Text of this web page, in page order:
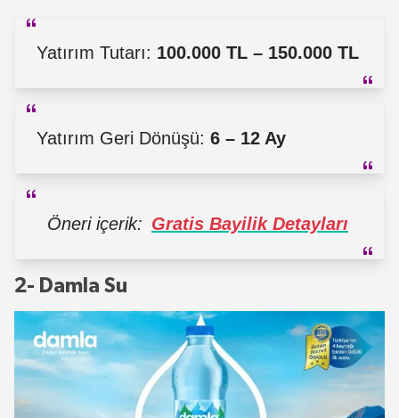
Yatırım Tutarı: 100.000 TL – 150.000 TL
Yatırım Geri Dönüşü: 6 – 12 Ay
Öneri içerik: Gratis Bayilik Detayları
2- Damla Su